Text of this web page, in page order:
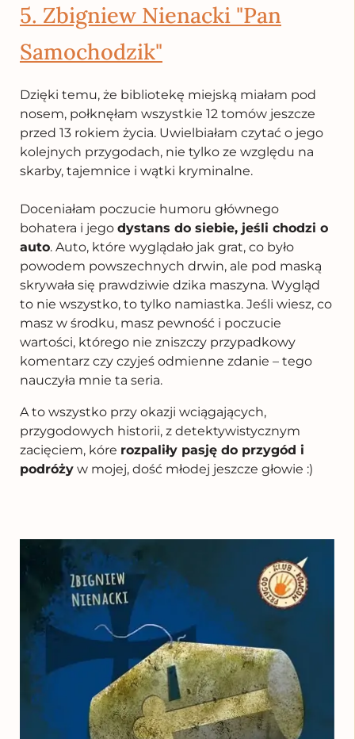
5. Zbigniew Nienacki "Pan
Samochodzik"
Dzięki temu, że bibliotekę miejską miałam pod
nosem, połknęłam wszystkie 12 tomów jeszcze
przed 13 rokiem życia. Uwielbiałam czytać o jego
kolejnych przygodach, nie tylko ze względu na
skarby, tajemnice i wątki kryminalne.
Doceniałam poczucie humoru głównego
bohatera i jego dystans do siebie, jeśli chodzi o
auto. Auto, które wyglądało jak grat, co było
powodem powszechnych drwin, ale pod maską
skrywała się prawdziwie dzika maszyna. Wygląd
to nie wszystko, to tylko namiastka. Jeśli wiesz, co
masz w środku, masz pewność i poczucie
wartości, którego nie zniszczy przypadkowy
komentarz czy czyjeś odmienne zdanie – tego
nauczyła mnie ta seria.
A to wszystko przy okazji wciągających,
przygodowych historii, z detektywistycznym
zacięciem, kóre rozpaliły pasję do przygód i
podróży w mojej, dość młodej jeszcze głowie :)